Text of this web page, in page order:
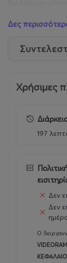
κατηγορούνται
καθώς,
στρατοκρατία,
δασκάλα που
γεγονός,
Στην ουσία ο
ψυχογράφημα
το συλλογικό
«Αυτό που με
αυτού του
ευκαιρία να
και δίπολα
Δες
Χρήσιμες
197
Δεν
Δεν
Ο